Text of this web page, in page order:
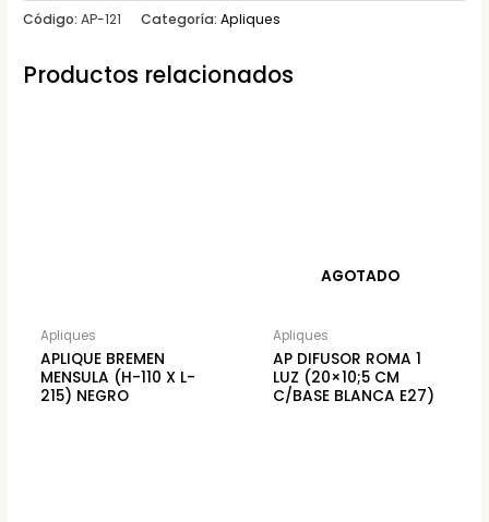
Código:AP-121 Categoría:Apliques
Productos relacionados
Apliques
APLIQUE BREMEN
MENSULA (H-110 X L-
215) NEGRO
AGOTADO
Apliques
AP DIFUSOR ROMA 1
LUZ (20×10;5 CM
C/BASE BLANCA E27)